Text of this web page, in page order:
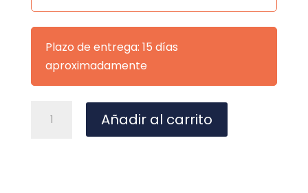
Plazo de entrega: 15 días
aproximadamente
HARVARD
Añadir al carrito